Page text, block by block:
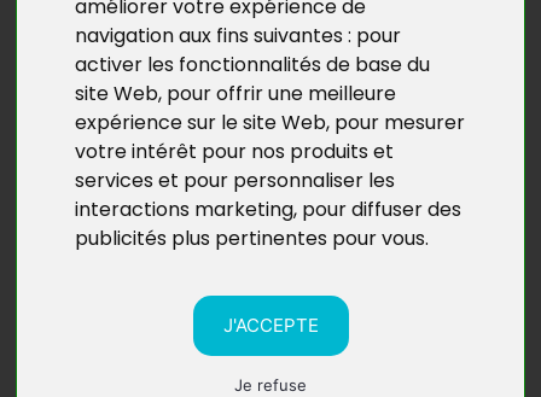
améliorer votre expérience de
navigation aux fins suivantes : pour
activer les fonctionnalités de base du
site Web, pour offrir une meilleure
expérience sur le site Web, pour mesurer
votre intérêt pour nos produits et
services et pour personnaliser les
interactions marketing, pour diffuser des
publicités plus pertinentes pour vous.
J'ACCEPTE
Je refuse
famille extraordinaire